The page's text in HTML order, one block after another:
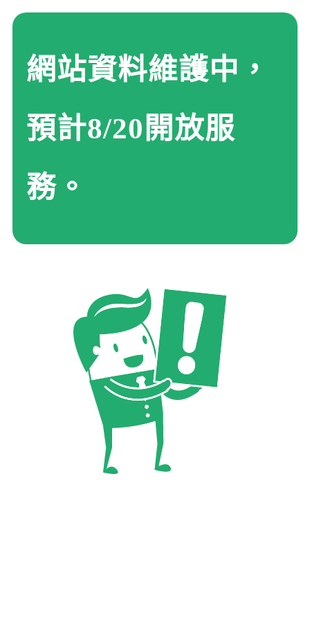
網站資料維護中，
預計8/20開放服
務。